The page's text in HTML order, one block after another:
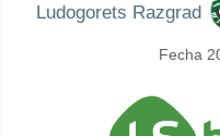
Ludogorets Razgrad
Fecha